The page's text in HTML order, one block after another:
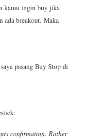
kamu ingin buy jika
ada breakout. Maka
pasang Buy Stop di
confirmation. Rather